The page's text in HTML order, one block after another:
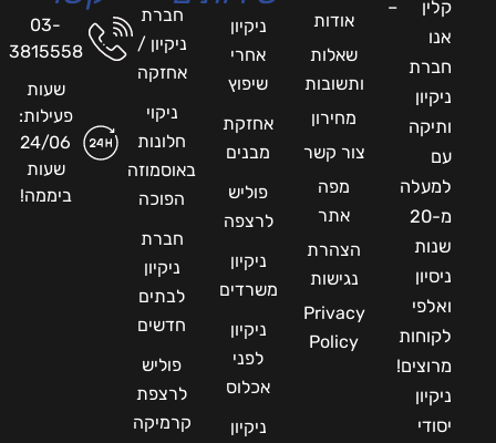
קלין –
אנו
חברת
ניקיון
ותיקה
עם
למעלה
מ-20
שנות
ניסיון
ואלפי
לקוחות
מרוצים!
ניקיון
יסודי
אודות
שאלות
ותשובות
מחירון
צור קשר
מפה
אתר
הצהרת
נגישות
Privacy
Policy
ניקיון
אחרי
שיפוץ
אחזקת
מבנים
פוליש
לרצפה
ניקיון
משרדים
ניקיון
לפני
אכלוס
ניקיון
חברת
ניקיון /
אחזקה
ניקוי
חלונות
באוסמוזה
הפוכה
חברת
ניקיון
לבתים
חדשים
פוליש
לרצפת
קרמיקה
03-
3815558
שעות
פעילות:
24/06
שעות
ביממה!